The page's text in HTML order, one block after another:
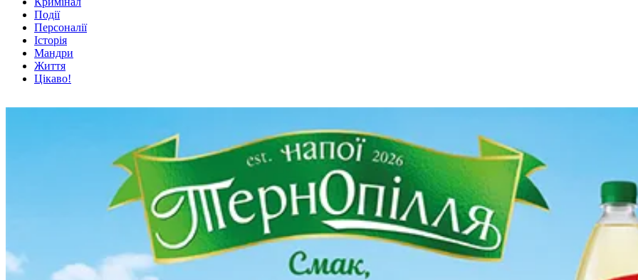
Події
Персоналії
Історія
Мандри
Життя
Цікаво!